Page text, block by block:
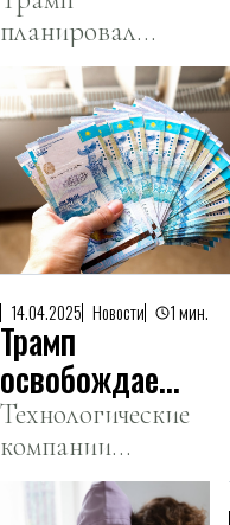
iPhone в Китае
планировал
вернуть
производство
смартфонов
американской
компании в
США.
14.04.2025 Новости 1 мин.
Трамп
освобождает
телефоны,
компьютеры,
чипы от
Технологические
компании
одержали
победу.